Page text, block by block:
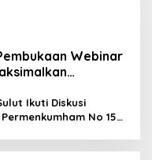
Webinar
Ikuti Diskusi
No 15